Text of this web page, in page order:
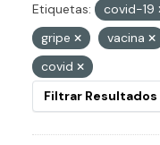
Etiquetas: covid-19
gripe
vacina
covid
Filtrar Resultados